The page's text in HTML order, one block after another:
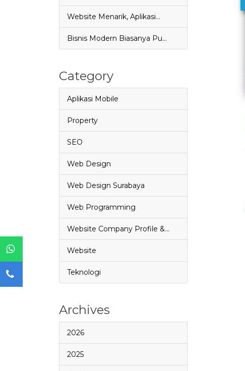
Website Menarik, Aplikasi…
Bisnis Modern Biasanya Pu…
Category
Aplikasi Mobile
Property
SEO
Web Design
Web Design Surabaya
Web Programming
Website Company Profile &…
Website
Teknologi
Archives
2026
2025